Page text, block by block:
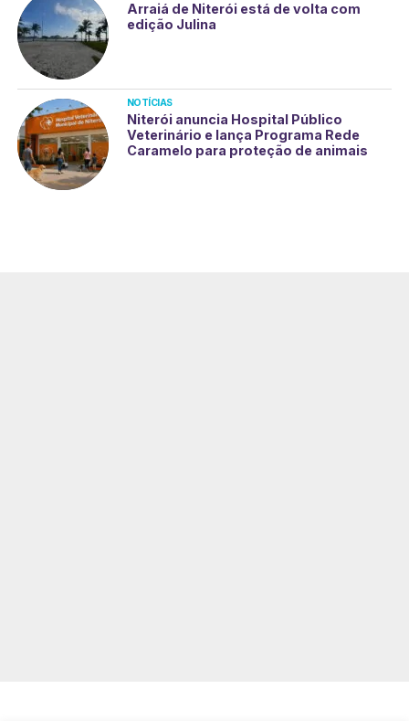
Arraiá de Niterói está de volta com
edição Julina
NOTÍCIAS
Niterói anuncia Hospital Público
Veterinário e lança Programa Rede
Caramelo para proteção de animais